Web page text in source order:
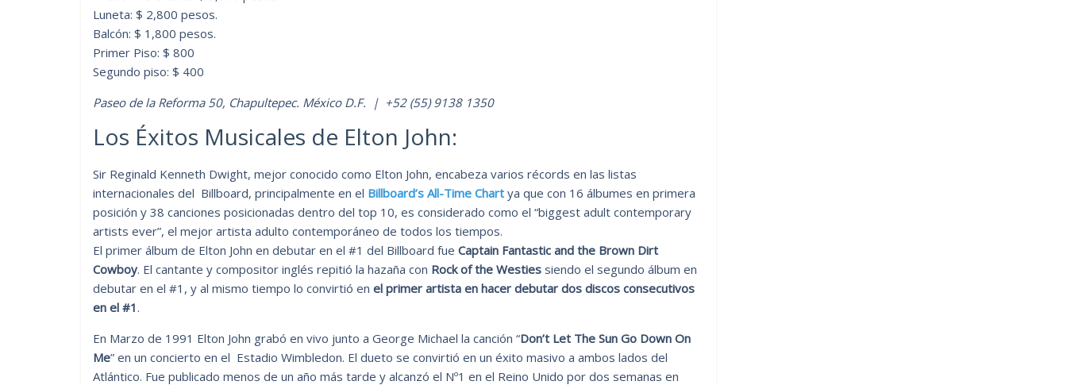
Luneta: $ 2,800 pesos.
Balcón: $ 1,800 pesos.
Primer Piso: $ 800
Segundo piso: $ 400
Paseo de la Reforma 50, Chapultepec. México D.F. | +52 (55) 9138 1350
Los Éxitos Musicales de Elton John:
Sir Reginald Kenneth Dwight, mejor conocido como Elton John, encabeza varios récords en las listas
internacionales del Billboard, principalmente en el Billboard’s All-Time Chart ya que con 16 álbumes en primera
posición y 38 canciones posicionadas dentro del top 10, es considerado como el “biggest adult contemporary
artists ever”, el mejor artista adulto contemporáneo de todos los tiempos.
El primer álbum de Elton John en debutar en el #1 del Billboard fue Captain Fantastic and the Brown Dirt
Cowboy. El cantante y compositor inglés repitió la hazaña con Rock of the Westies siendo el segundo álbum en
debutar en el #1, y al mismo tiempo lo convirtió en el primer artista en hacer debutar dos discos consecutivos
en el #1 .
En Marzo de 1991 Elton John grabó en vivo junto a George Michael la canción “Don’t Let The Sun Go Down On
Me” en un concierto en el Estadio Wimbledon. El dueto se convirtió en un éxito masivo a ambos lados del
Atlántico. Fue publicado menos de un año más tarde y alcanzó el Nº1 en el Reino Unido por dos semanas en